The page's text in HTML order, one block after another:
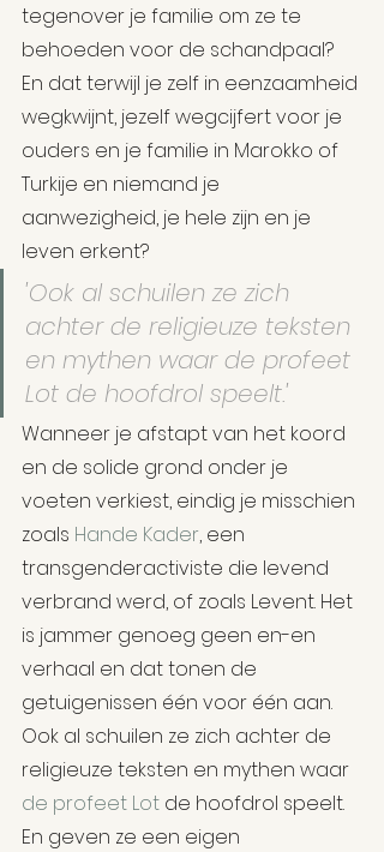
tegenover je familie om ze te
behoeden voor de schandpaal?
En dat terwijl je zelf in eenzaamheid
wegkwijnt, jezelf wegcijfert voor je
ouders en je familie in Marokko of
Turkije en niemand je
aanwezigheid, je hele zijn en je
leven erkent?
'Ook al schuilen ze zich
achter de religieuze teksten
en mythen waar de profeet
Lot de hoofdrol speelt.'
Wanneer je afstapt van het koord
en de solide grond onder je
voeten verkiest, eindig je misschien
zoals Hande Kader, een
transgenderactiviste die levend
verbrand werd, of zoals Levent. Het
is jammer genoeg geen en-en
verhaal en dat tonen de
getuigenissen één voor één aan.
Ook al schuilen ze zich achter de
religieuze teksten en mythen waar
de profeet Lot de hoofdrol speelt.
En geven ze een eigen